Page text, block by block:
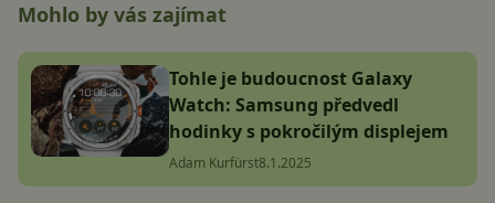
Mohlo by vás zajímat
Tohle je budoucnost Galaxy
Watch: Samsung předvedl
hodinky s pokročilým displejem
Adam Kurfürst8.1.2025